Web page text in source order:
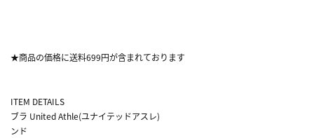
★商品の価格に送料699円が含まれております
ITEM DETAILS
ブラ
ンド
United Athle(ユナイテッドアスレ)